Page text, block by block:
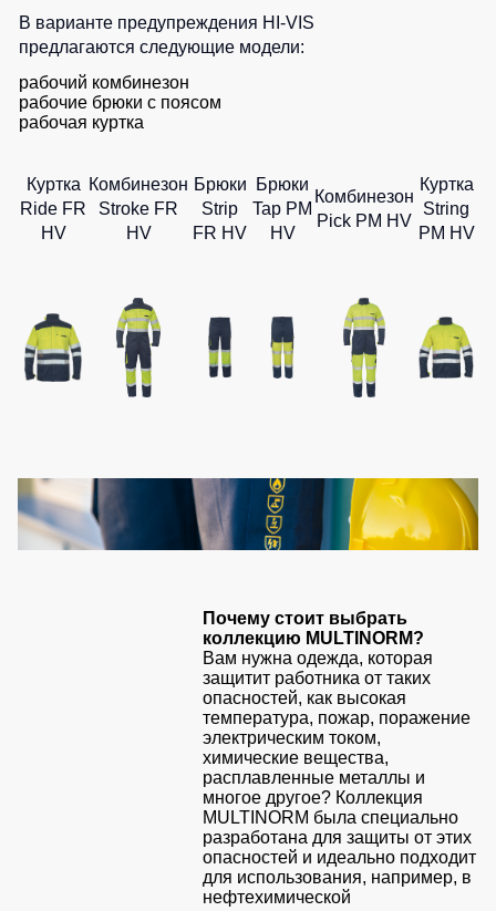
Жилеты
Жилеты
Жилеты
утепленные
Жилеты
Детские
жилеты
KNOXFIELD
Защита
от
влаги
Защита
Батники
/
на
молнии
Батники
Tours
Свитшоты
Худи
Женские
батники
Детские
Шорты
повседневные
Шорты
шорты
Одежда
В варианте предупреждения HI-VIS
предлагаются следующие модели:
рабочий комбинезон
рабочие брюки с поясом
рабочая куртка
Куртка
Ride FR
HV
Комбинезон
Stroke FR
HV
Брюки
Strip
FR HV
Брюки
Tap PM
HV
Комбинезон
Pick PM HV
Куртка
String
PM HV
Почему стоит выбрать
коллекцию MULTINORM?
Вам нужна одежда, которая
защитит работника от таких
опасностей, как высокая
температура, пожар, поражение
электрическим током,
химические вещества,
расплавленные металлы и
многое другое? Коллекция
MULTINORM была специально
разработана для защиты от этих
опасностей и идеально подходит
для использования, например, в
нефтехимической